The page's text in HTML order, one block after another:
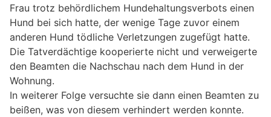
Frau trotz behördlichem Hundehaltungsverbots einen
Hund bei sich hatte, der wenige Tage zuvor einem
anderen Hund tödliche Verletzungen zugefügt hatte.
Die Tatverdächtige kooperierte nicht und verweigerte
den Beamten die Nachschau nach dem Hund in der
Wohnung.
In weiterer Folge versuchte sie dann einen Beamten zu
beißen, was von diesem verhindert werden konnte.